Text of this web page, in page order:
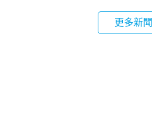
更多新聞